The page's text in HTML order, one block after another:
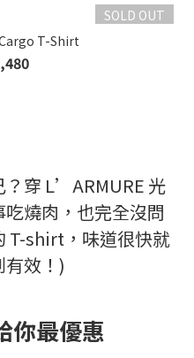
SOLD OUT
T-Shirt
穿 L’ARMURE 光
燒肉，也完全沒問
T-shirt，味道很快就
效！)
你最優惠